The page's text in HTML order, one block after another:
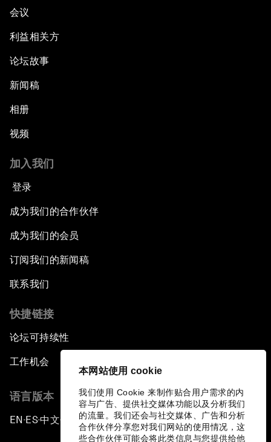
本网站使用 cookie
我们使用 Cookie 来制作贴合用户需求的内
容与广告、提供社交媒体功能以及分析我们
的流量。我们还会与社交媒体、广告和分析
合作伙伴分享您对我们网站的使用情况，这
些合作伙伴可能会将此类信息与您提供给他
会议
利益相关方
论坛故事
新闻稿
相册
视频
加入我们
登录
成为我们的合作伙伴
成为我们的会员
订阅我们的新闻稿
联系我们
快捷链接
论坛可持续性
工作机会
语言版本
EN ▪ES▪中文▪ 日本語